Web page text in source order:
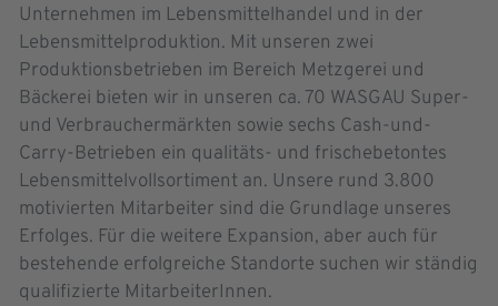
Unternehmen im Lebensmittelhandel und in der
Lebensmittelproduktion. Mit unseren zwei
Produktionsbetrieben im Bereich Metzgerei und
Bäckerei bieten wir in unseren ca. 70 WASGAU Super-
und Verbrauchermärkten sowie sechs Cash-und-
Carry-Betrieben ein qualitäts- und frischebetontes
Lebensmittelvollsortiment an. Unsere rund 3.800
motivierten Mitarbeiter sind die Grundlage unseres
Erfolges. Für die weitere Expansion, aber auch für
bestehende erfolgreiche Standorte suchen wir ständig
qualifizierte MitarbeiterInnen.